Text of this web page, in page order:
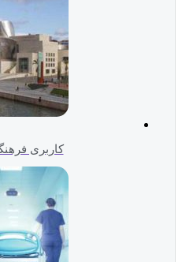
کاربری فرهنگی و